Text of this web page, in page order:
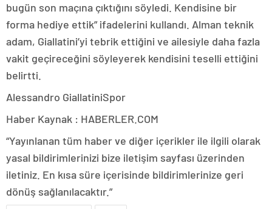
bugün son maçına çıktığını söyledi. Kendisine bir
forma hediye ettik” ifadelerini kullandı. Alman teknik
adam, Giallatini’yi tebrik ettiğini ve ailesiyle daha fazla
vakit geçireceğini söyleyerek kendisini teselli ettiğini
belirtti.
Alessandro GiallatiniSpor
Haber Kaynak : HABERLER.COM
“Yayınlanan tüm haber ve diğer içerikler ile ilgili olarak
yasal bildirimlerinizi bize iletişim sayfası üzerinden
iletiniz. En kısa süre içerisinde bildirimlerinize geri
dönüş sağlanılacaktır.”